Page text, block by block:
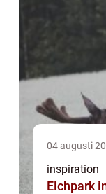
04 augusti
inspiration
Elchpark in